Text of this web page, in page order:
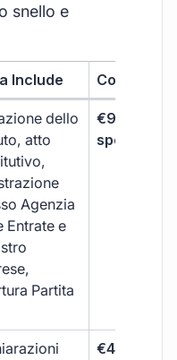
snello e
Include Costo
dello
atto
Agenzia
Entrate e
Partita
€99 + IVA
spese
€499 +